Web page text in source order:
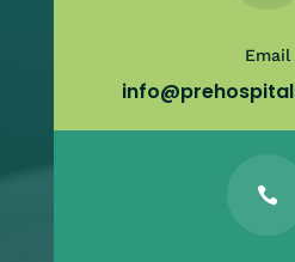
Email
